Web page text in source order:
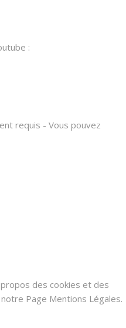
:
requis - Vous pouvez
des cookies et des
Page Mentions Légales.